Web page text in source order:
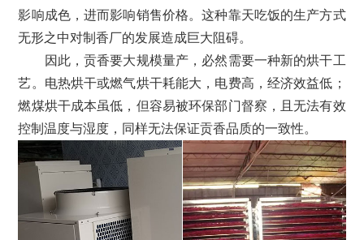
影响成色，进而影响销售价格。这种靠天吃饭的生产方式
无形之中对制香厂的发展造成巨大阻碍。
因此，贡香要大规模量产，必然需要一种新的烘干工
艺。电热烘干或燃气烘干耗能大，电费高，经济效益低；
燃煤烘干成本虽低，但容易被环保部门督察，且无法有效
控制温度与湿度，同样无法保证贡香品质的一致性。